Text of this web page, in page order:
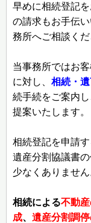
早めに相続登記
の請求もお手伝
務所へご相談くだ
当事務所ではお
に対し、 相続・
続手続をご案内
提案いたします。
相続登記を申請
遺産分割協議書
少なくありません
相続による不動
成、 遺産分割調